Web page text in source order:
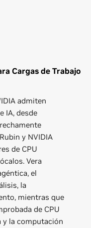
Cargas de Trabajo
admiten
IA, desde
y NVIDIA
de CPU
Vera
el
la
mientras que
de CPU
y la computación